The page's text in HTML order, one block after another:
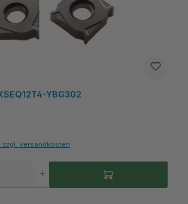
YBG302
zzgl. Versandkosten